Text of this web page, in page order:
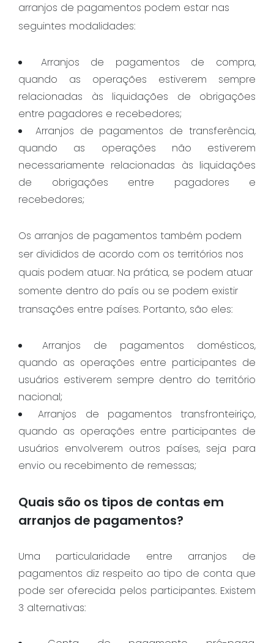
arranjos de pagamentos podem estar nas
seguintes modalidades:
Arranjos de pagamentos de compra,
quando as operações estiverem sempre
relacionadas às liquidações de obrigações
entre pagadores e recebedores;
Arranjos de pagamentos de transferência,
quando as operações não estiverem
necessariamente relacionadas às liquidações
de obrigações entre pagadores e
recebedores;
Os arranjos de pagamentos também podem
ser divididos de acordo com os territórios nos
quais podem atuar. Na prática, se podem atuar
somente dentro do país ou se podem existir
transações entre países. Portanto, são eles:
Arranjos de pagamentos domésticos,
quando as operações entre participantes de
usuários estiverem sempre dentro do território
nacional;
Arranjos de pagamentos transfronteiriço,
quando as operações entre participantes de
usuários envolverem outros países, seja para
envio ou recebimento de remessas;
Quais são os tipos de contas em
arranjos de pagamentos?
Uma particularidade entre arranjos de
pagamentos diz respeito ao tipo de conta que
pode ser oferecida pelos participantes. Existem
3 alternativas: